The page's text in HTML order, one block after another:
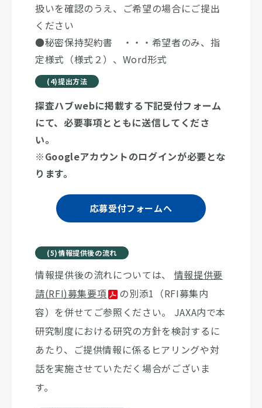
扱いを確認のうえ、ご希望の場合にご提出
ください
●秘密保持契約書 ・・・希望者のみ、指
定様式（様式２）、Word形式
(4)提出方法
探査ハブwebに掲載する下記受付フォーム
にて、必要事項とともに送信してくださ
い。
※Googleアカウントのログインが必要とな
ります。
応募受付フォームへ
(5)情報提供後の流れ
情報提供後の流れについては、 情報提供要
請(RFI)募集要項
の別添1（RFI募集内
容）を併せてご参照ください。 JAXA内で本
研究制度における研究の方針を検討するに
あたり、ご提供情報に係るヒアリングや対
話を実施させていただく場合がございま
す。